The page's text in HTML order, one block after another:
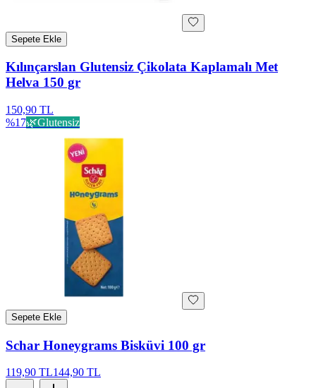
Sepete Ekle
Kılınçarslan Glutensiz Çikolata Kaplamalı Met
Helva 150 gr
150,90 TL
%17🌿Glutensiz
Sepete Ekle
Schar Honeygrams Bisküvi 100 gr
119,90 TL144,90 TL